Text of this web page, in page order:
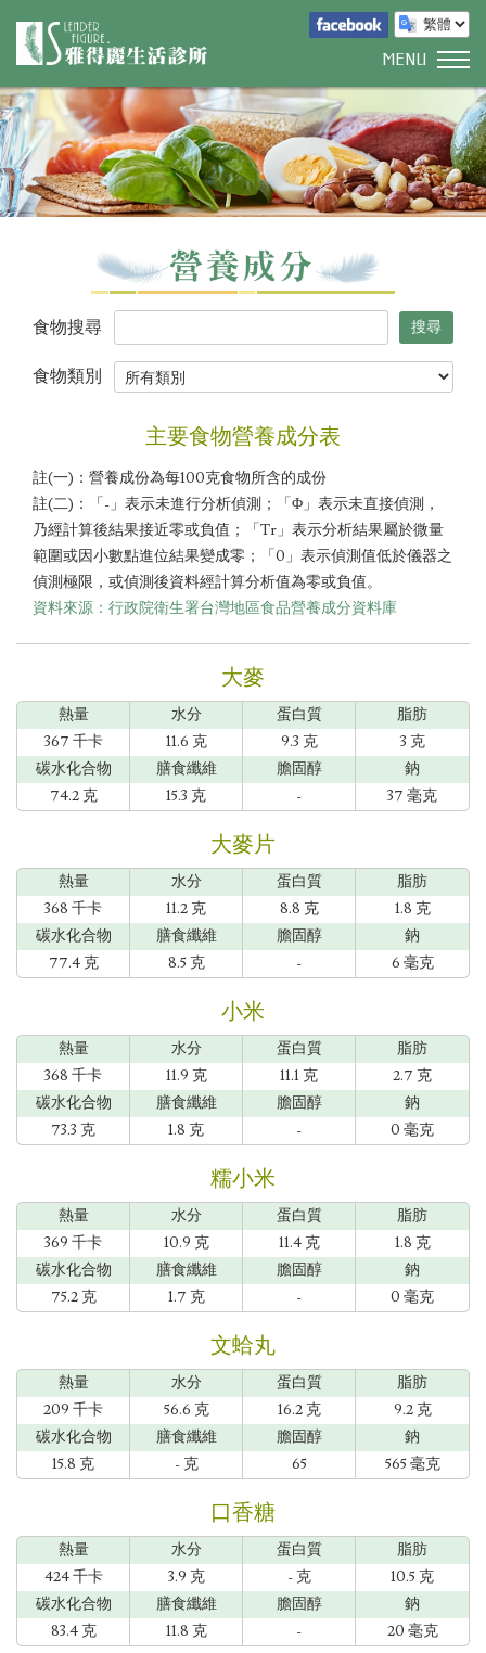
MENU
食物搜尋
食物類別
主要食物營養成分表
註(一)：營養成份為每100克食物所含的成份
註(二)：「-」表示未進行分析偵測；「Φ」表示未直接偵測，
乃經計算後結果接近零或負值；「Tr」表示分析結果屬於微量
範圍或因小數點進位結果變成零；「0」表示偵測值低於儀器之
偵測極限，或偵測後資料經計算分析值為零或負值。
資料來源：行政院衛生署台灣地區食品營養成分資料庫
大麥
熱量 水分 蛋白質
脂肪
367 千卡
11.6 克 9.3 克
3 克
碳水化合物
膳食纖維 膽固醇
鈉
74.2 克
15.3 克 - 37 毫克
大麥片
熱量 水分 蛋白質
脂肪
368 千卡
11.2 克 8.8 克
1.8 克
碳水化合物
膳食纖維 膽固醇
鈉
77.4 克
8.5 克 - 6 毫克
小米
熱量 水分 蛋白質
脂肪
368 千卡
11.9 克 11.1 克
2.7 克
碳水化合物
膳食纖維 膽固醇
鈉
73.3 克
1.8 克 - 0 毫克
糯小米
熱量 水分 蛋白質
脂肪
369 千卡
10.9 克 11.4 克
1.8 克
碳水化合物
膳食纖維 膽固醇
鈉
75.2 克
1.7 克 - 0 毫克
文蛤丸
熱量 水分 蛋白質
脂肪
209 千卡
56.6 克 16.2 克
9.2 克
碳水化合物
膳食纖維 膽固醇
鈉
15.8 克
- 克 65 565 毫克
口香糖
熱量 水分 蛋白質
脂肪
424 千卡
3.9 克 - 克
10.5 克
碳水化合物
膳食纖維 膽固醇
鈉
83.4 克
11.8 克 - 20 毫克